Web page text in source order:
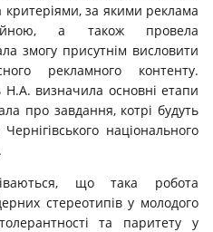
критеріями, за якими реклама
а також провела
змогу присутнім висловити
рекламного контенту.
визначила основні етапи
про завдання, котрі будуть
національного
що така робота
стереотипів у молодого
та паритету у